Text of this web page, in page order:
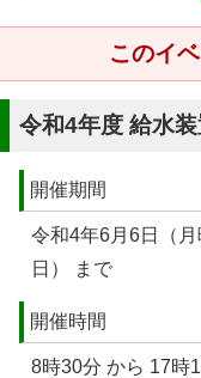
このイ
令和4年度 給水
開催期間
令和4年6月6日（
日） まで
開催時間
8時30分 から 17時